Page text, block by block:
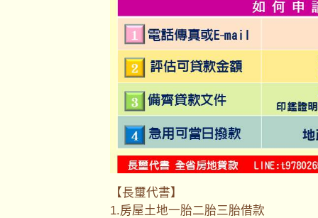
【長璽代書】
1.房屋土地一胎二胎三胎借款